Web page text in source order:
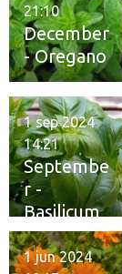
December
- Oregano
21:10
Septembe
r -
Basilicum
1 sep 2024
14:21
1 jun 2024